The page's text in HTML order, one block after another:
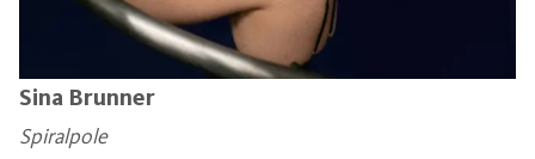
Sina Brunner
Spiralpole